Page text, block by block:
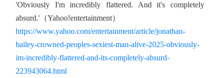
'Obviously I'm incredibly flattered. And it's completely
absurd.'（Yahoo!entertainment）
https://www.yahoo.com/entertainment/article/jonathan-
bailey-crowned-peoples-sexiest-man-alive-2025-obviously-
im-incredibly-flattered-and-its-completely-absurd-
223943064.html